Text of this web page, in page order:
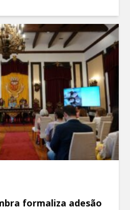
formaliza adesão